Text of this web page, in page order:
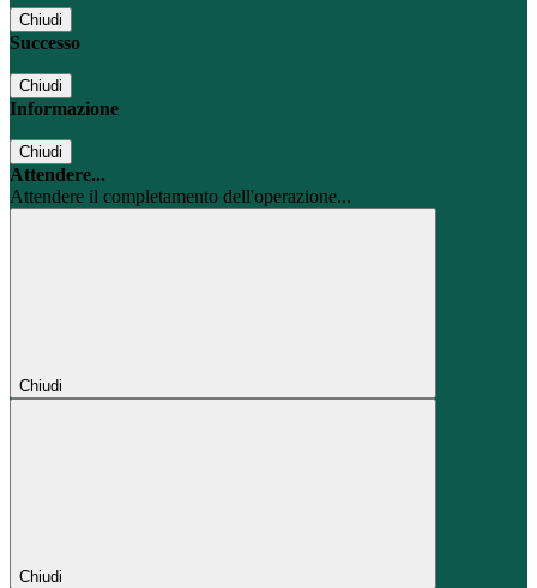
Chiudi
Successo
Chiudi
Informazione
Chiudi
Attendere...
Attendere il completamento dell'operazione...
Chiudi
Chiudi